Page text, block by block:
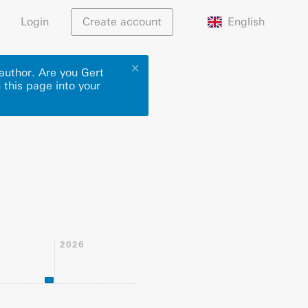
Login Create account English
✕
Are you Gert
this page into your
2026